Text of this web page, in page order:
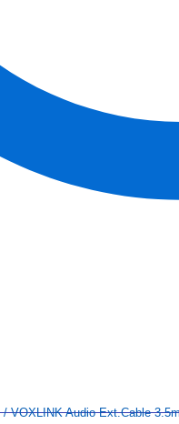
/ VOXLINK Audio Ext.cable